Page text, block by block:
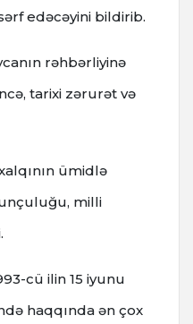
edəcəyini bildirib.
rəhbərliyinə
tarixi zərurət və
ümidlə
milli
cü ilin 15 iyunu
haqqında ən çox